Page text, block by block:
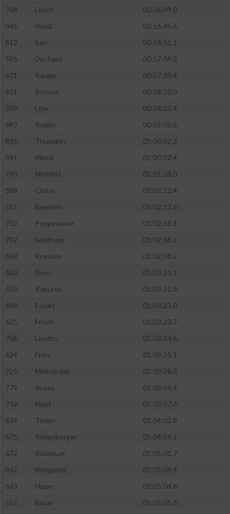
704
Lirsch
00:56:09.0
845
Weiß
00:56:45.6
812
Sen
00:56:51.1
595
Dechant
00:57:09.3
671
Karger
00:57:30.4
801
Schöne
00:58:20.0
709
Löw
00:58:22.4
693
Kugler
00:59:02.6
826
Thumann
01:00:02.3
841
Wastl
01:00:02.4
743
Nietfeld
01:01:28.0
588
Christ
01:02:12.4
551
Baierlein
01:02:12.6
753
Peppenauer
01:02:58.1
782
Satzinger
01:02:58.1
688
Krasniqi
01:02:58.2
603
Dorn
01:03:21.1
670
Kaburek
01:03:22.6
609
Eckart
01:03:23.0
625
Frisch
01:03:23.7
706
Livotto
01:03:24.6
624
Fries
01:03:25.1
725
Meinzinger
01:03:28.3
779
Russo
01:03:48.4
739
Nepf
01:03:57.6
824
Tezen
01:04:02.8
675
Kellenberger
01:04:59.1
672
Käsbauer
01:05:01.7
842
Weigandt
01:05:04.4
643
Hager
01:05:04.6
552
Basar
01:05:05.6